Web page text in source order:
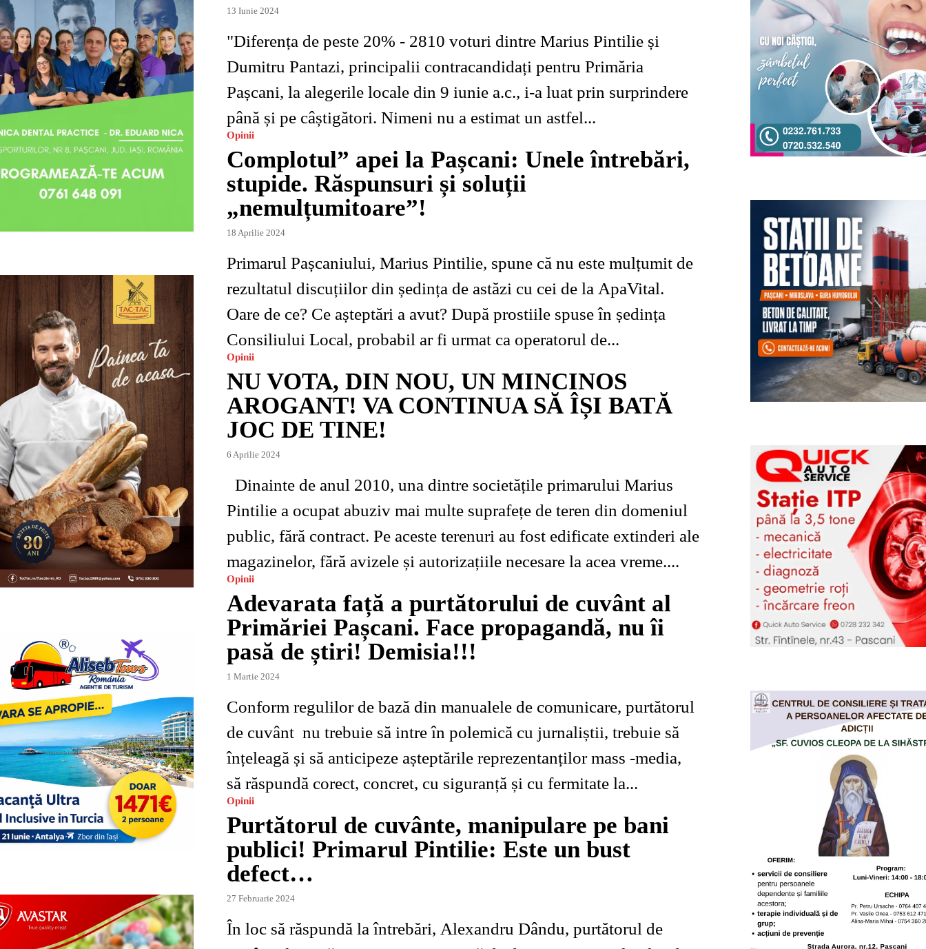
13 Iunie 2024
"Diferența de peste 20% - 2810 voturi dintre Marius Pintilie și
Dumitru Pantazi, principalii contracandidați pentru Primăria
Pașcani, la alegerile locale din 9 iunie a.c., i-a luat prin surprindere
până și pe câștigători. Nimeni nu a estimat un astfel...
Opinii
Complotul” apei la Pașcani: Unele întrebări,
stupide. Răspunsuri și soluții
„nemulțumitoare”!
18 Aprilie 2024
Primarul Pașcaniului, Marius Pintilie, spune că nu este mulțumit de
rezultatul discuțiilor din ședința de astăzi cu cei de la ApaVital.
Oare de ce? Ce așteptări a avut? După prostiile spuse în ședința
Consiliului Local, probabil ar fi urmat ca operatorul de...
Opinii
NU VOTA, DIN NOU, UN MINCINOS
AROGANT! VA CONTINUA SĂ ÎȘI BATĂ
JOC DE TINE!
6 Aprilie 2024
Pintilie a ocupat abuziv mai multe suprafețe de teren din domeniul
public, fără contract. Pe aceste terenuri au fost edificate extinderi ale
magazinelor, fără avizele și autorizațiile necesare la acea vreme....
Opinii
Adevarata față a purtătorului de cuvânt al
Primăriei Pașcani. Face propagandă, nu îi
pasă de știri! Demisia!!!
1 Martie 2024
Conform regulilor de bază din manualele de comunicare, purtătorul
de cuvânt nu trebuie să intre în polemică cu jurnaliștii, trebuie să
înțeleagă și să anticipeze așteptările reprezentanților mass -media,
să răspundă corect, concret, cu siguranță și cu fermitate la...
Opinii
Purtătorul de cuvânte, manipulare pe bani
publici! Primarul Pintilie: Este un bust
defect…
27 Februarie 2024
În loc să răspundă la întrebări, Alexandru Dându, purtătorul de